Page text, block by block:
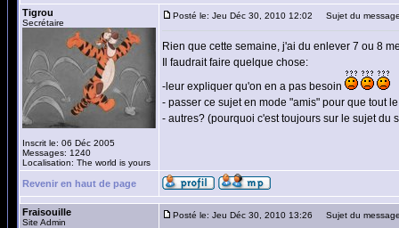
Tigrou
Secrétaire
Inscrit le: 06 Déc 2005
Messages: 1240
Localisation: The world is yours
Posté le: Jeu Déc 30, 2010 12:02 Sujet du
Rien que cette semaine, j'ai du enlever 7 ou 8
Il faudrait faire quelque chose:
-leur expliquer qu'on en a pas besoin
- passer ce sujet en mode "amis" pour que tout
- autres? (pourquoi c'est toujours sur le sujet du
Revenir en haut de page
Fraisouille
Site Admin
Posté le: Jeu Déc 30, 2010 13:26 Sujet du